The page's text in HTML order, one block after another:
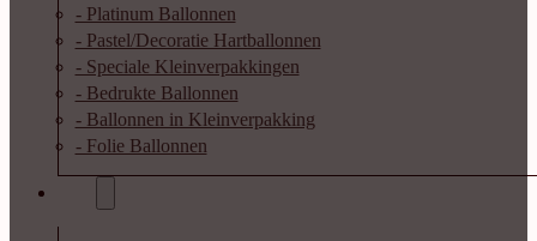
- Platinum Ballonnen
- Pastel/Decoratie Hartballonnen
- Speciale Kleinverpakkingen
- Bedrukte Ballonnen
- Ballonnen in Kleinverpakking
- Folie Ballonnen